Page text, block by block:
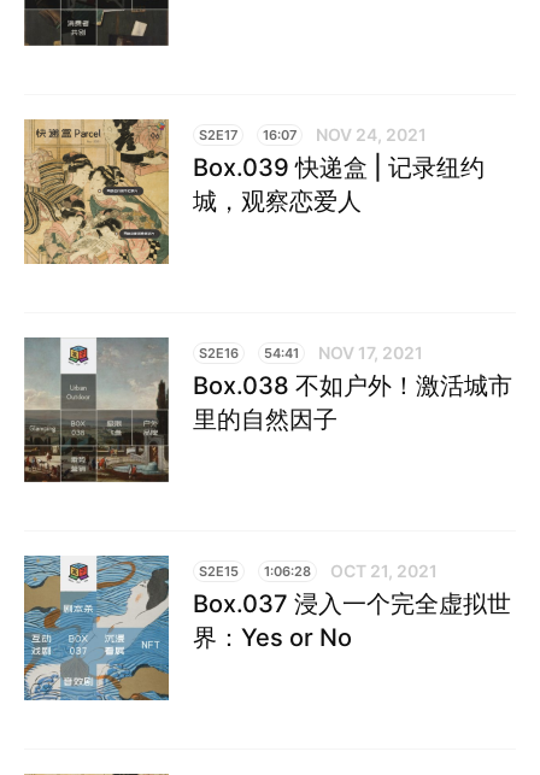
S2E17 16:07 NOV 24, 2021
Box.039 快递盒 | 记录纽约
城，观察恋爱人
S2E16 54:41 NOV 17, 2021
Box.038 不如户外！激活城市
里的自然因子
S2E15 1:06:28 OCT 21, 2021
Box.037 浸入一个完全虚拟世
界：Yes or No